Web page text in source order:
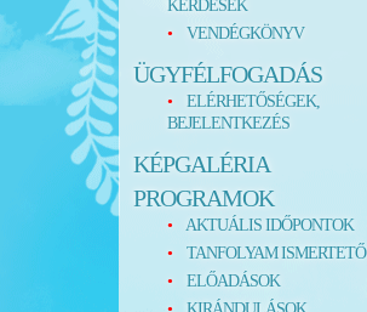
KÉRDÉSEK
VENDÉGKÖNYV
ÜGYFÉLFOGADÁS
ELÉRHETŐSÉGEK,
BEJELENTKEZÉS
KÉPGALÉRIA
PROGRAMOK
AKTUÁLIS IDŐPONTOK
TANFOLYAM ISMERTETŐ
ELŐADÁSOK